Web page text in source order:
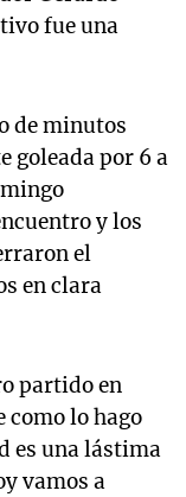
fue una
de minutos
goleada por 6 a
y los
el
en clara
partido en
como lo hago
es una lástima
vamos a